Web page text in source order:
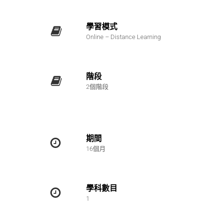
學習模式
Online – Distance Learning
階段
2個階段
期間
16個月
學科數目
1